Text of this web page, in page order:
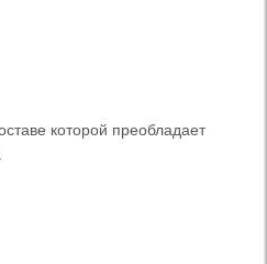
которой преобладает